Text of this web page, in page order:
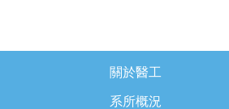
關於醫工
系所概況